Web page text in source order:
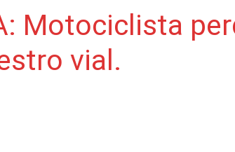
Motociclista
vial.